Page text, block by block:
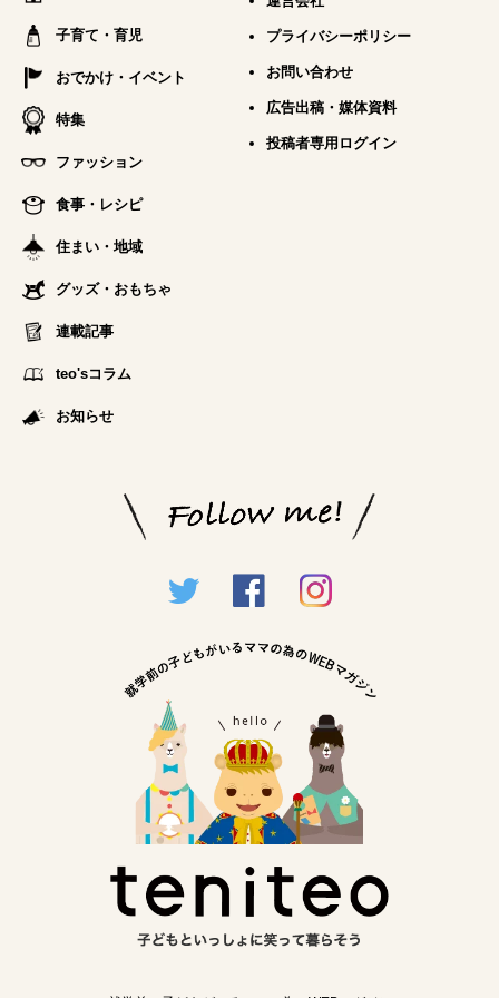
子育て・育児
おでかけ・イベント
特集
ファッション
食事・レシピ
住まい・地域
グッズ・おもちゃ
連載記事
teo'sコラム
お知らせ
プライバシーポリシー
お問い合わせ
広告出稿・媒体資料
投稿者専用ログイン